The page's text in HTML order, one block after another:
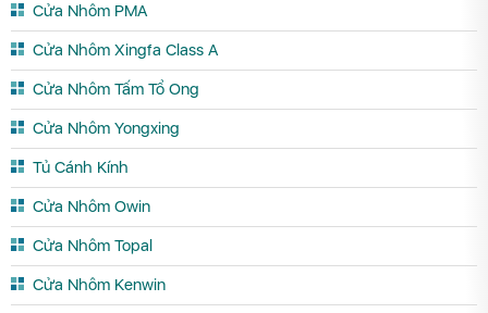
Cửa Nhôm PMA
Cửa Nhôm Xingfa Class A
Cửa Nhôm Tấm Tổ Ong
Cửa Nhôm Yongxing
Tủ Cánh Kính
Cửa Nhôm Owin
Cửa Nhôm Topal
Cửa Nhôm Kenwin